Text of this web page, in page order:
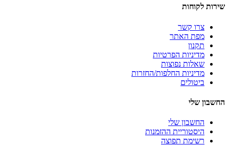
שירות לקוחות
צרו קשר
מפת האתר
תקנון
מדיניות הפרטיות
שאלות נפוצות
מדיניות החלפות/החזרות
ביטולים
החשבון שלי
החשבון שלי
היסטוריית ההזמנות
רשימת תפוצה